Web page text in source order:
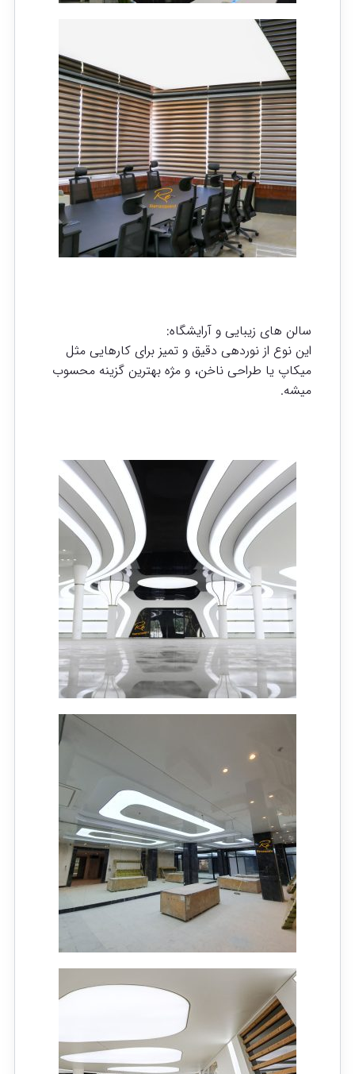
سالن های زیبایی و آرایشگاه:
این نوع از نوردهی دقیق و تمیز برای کارهایی مثل
میکاپ یا طراحی ناخن، و مژه بهترین گزینه محسوب
میشه.